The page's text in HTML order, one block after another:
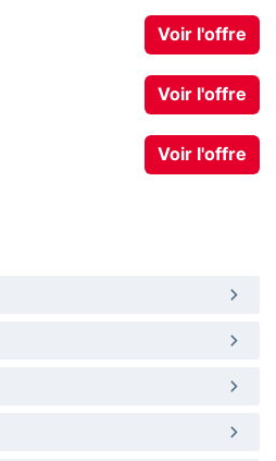
Voir l'offre
Voir l'offre
Voir l'offre